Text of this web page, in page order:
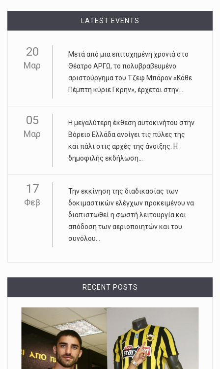
LATEST EVENTS
20
Μαρ
Μετά από μια επιτυχημένη χρονιά στο
Θέατρο ΑΡΓΩ, το πολυβραβευμένο
αριστούργημα του Τζεφ Μπάρον «Κάθε
Πέμπτη κύριε Γκρην», έρχεται στην...
05
Μαρ
Η μεγαλύτερη έκθεση αυτοκινήτου στην
Βόρειο Ελλάδα ανοίγει τις πύλες της
και πάλι στις αρχές της άνοιξης. Η
δημοφιλής εκδήλωση...
17
Φεβ
Την εκκίνηση της διαδικασίας των
δοκιμαστικών ελέγχων προκειμένου να
διαπιστωθεί η σωστή λειτουργία και
απόδοση των αεριοποιητών και του
συνόλου...
RECENT POSTS